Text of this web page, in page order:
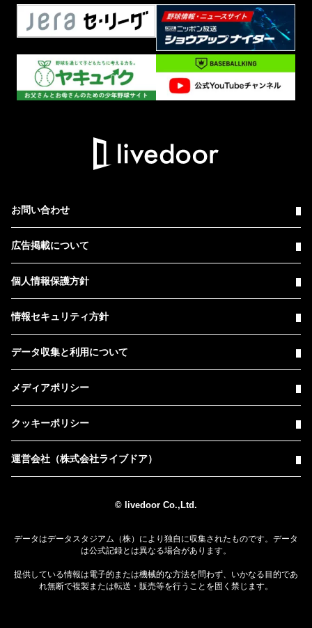
お問い合わせ
広告掲載について
個人情報保護方針
情報セキュリティ方針
データ収集と利用について
メディアポリシー
クッキーポリシー
運営会社（株式会社ライブドア）
© livedoor Co.,Ltd.
データはデータスタジアム（株）により独自に収集されたものです。データ
は公式記録とは異なる場合があります。
提供している情報は電子的または機械的な方法を問わず、いかなる目的であ
れ無断で複製または転送・販売等を行うことを固く禁じます。